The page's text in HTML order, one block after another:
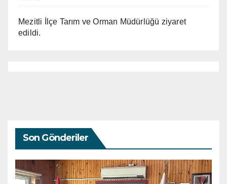
Mezitli İlçe Tarım ve Orman Müdürlüğü ziyaret
edildi.
Son Gönderiler